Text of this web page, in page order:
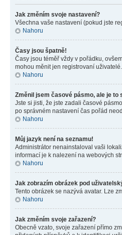
Jak změním svoje nastavení?
Všechna vaše nastavení (pokud jste
Nahoru
Časy jsou špatně!
Časy jsou téměř vždy v pořádku,
mohou měnit jen registrovaní
Nahoru
Změnil jsem časové pásmo, ale je to
Jste si jisti, že jste zadali časové
po správném nastavení čas pořád
Nahoru
Můj jazyk není na seznamu!
Administrátor nenainstaloval vaši
informací je k nalezení na webových
Nahoru
Jak zobrazím obrázek pod
Tento obrázek se nazývá avatar. Lze
Nahoru
Jak změním svoje zařazení?
Obecně vzato, svoje zařazení přímo